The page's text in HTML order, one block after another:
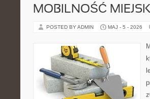
MOBILNOŚĆ
POSTED BY ADMIN MAJ - 5 - 2026